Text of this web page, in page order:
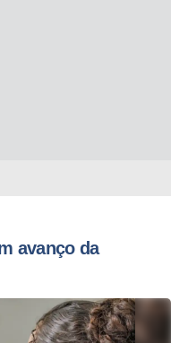
avanço da